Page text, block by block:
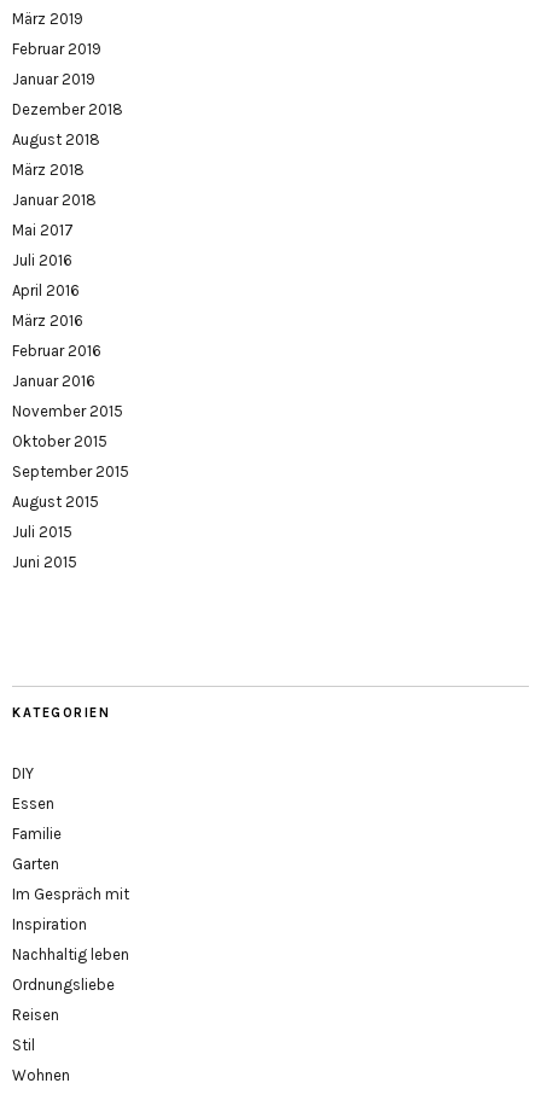
März 2019
Februar 2019
Januar 2019
Dezember 2018
August 2018
März 2018
Januar 2018
Mai 2017
Juli 2016
April 2016
März 2016
Februar 2016
Januar 2016
November 2015
Oktober 2015
September 2015
August 2015
Juli 2015
Juni 2015
KATEGORIEN
DIY
Essen
Familie
Garten
Im Gespräch mit
Inspiration
Nachhaltig leben
Ordnungsliebe
Reisen
Stil
Wohnen